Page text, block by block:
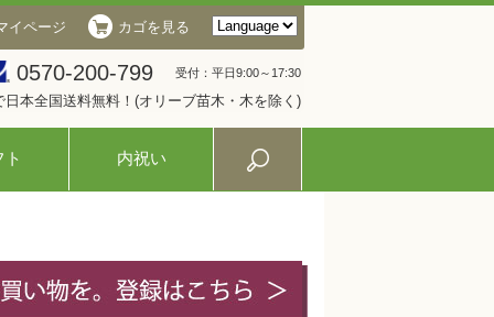
イページ カゴを見る
0570-200-799 受付：平日9:00～17:30
本全国送料無料！(オリーブ苗木・木を除く)
ト 内祝い